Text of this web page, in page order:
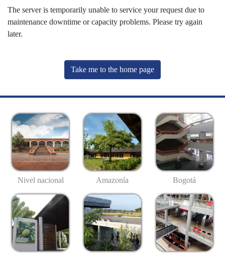
The server is temporarily unable to service your request due to
maintenance downtime or capacity problems. Please try again
later.
Take me to the home page
Nivel nacional Amazonía Bogotá